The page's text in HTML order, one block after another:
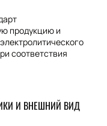
продукцию и
соответствия
И ВНЕШНИЙ ВИД